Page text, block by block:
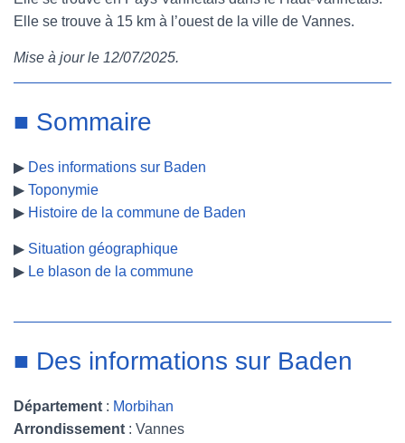
e
b
o
k
t
t
r
t
e
e
s
t
b
Elle se trouve à 15 km à l’ouest de la ville de Vannes.
Mise à jour le 12/07/2025.
■ Sommaire
▶ Des informations sur Baden
▶ Toponymie
▶ Histoire de la commune de Baden
▶ Situation géographique
▶ Le blason de la commune
■ Des informations sur Baden
Département : Morbihan
Arrondissement : Vannes